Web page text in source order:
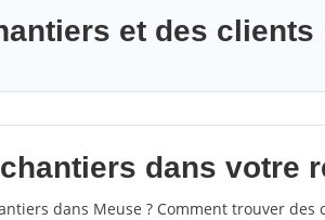
et des clients
dans votre
dans Meuse ? Comment trouver des